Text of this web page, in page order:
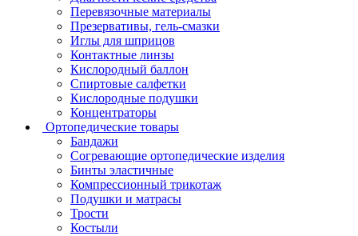
Перевязочные материалы
Презервативы, гель-смазки
Иглы для шприцов
Контактные линзы
Кислородный баллон
Спиртовые салфетки
Кислородные подушки
Концентраторы
Ортопедические товары
Бандажи
Согревающие ортопедические изделия
Бинты эластичные
Компрессионный трикотаж
Подушки и матрасы
Трости
Костыли